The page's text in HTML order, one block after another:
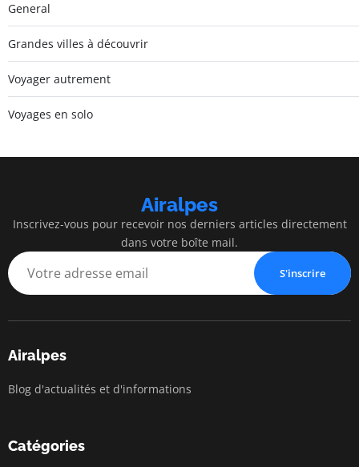
General
Grandes villes à découvrir
Voyager autrement
Voyages en solo
Airalpes
Inscrivez-vous pour recevoir nos derniers articles directement
dans votre boîte mail.
S'inscrire
Airalpes
Blog d'actualités et d'informations
Catégories